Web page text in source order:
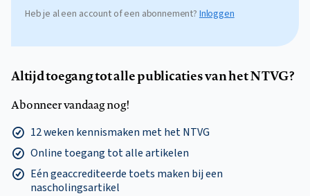
Heb je al een account of een abonnement? Inloggen
Altijd toegang tot alle publicaties van het NTVG?
Abonneer vandaag nog!
12 weken kennismaken met het NTVG
Online toegang tot alle artikelen
Eén geaccrediteerde toets maken bij een
nascholingsartikel